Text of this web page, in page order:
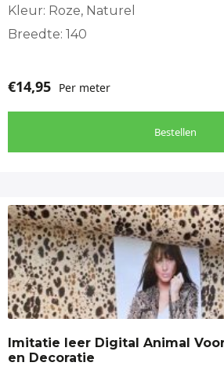
Kleur: Roze, Naturel
Breedte: 140
€14,95 Per meter
Bestellen
Imitatie leer Digital Animal
en Decoratie